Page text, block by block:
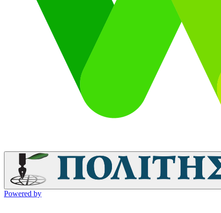
Powered by